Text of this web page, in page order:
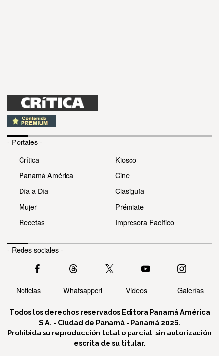
- Portales -
Crítica
Panamá América
Día a Día
Mujer
Recetas
Kiosco
Cine
Clasiguía
Prémiate
Impresora Pacífico
- Redes sociales -
Noticias Whatsappcri Videos Galerías
Todos los derechos reservados Editora Panamá América
S.A. - Ciudad de Panamá - Panamá 2026.
Prohibida su reproducción total o parcial, sin autorización
escrita de su titular.